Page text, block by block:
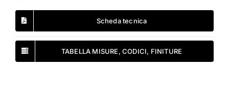
Scheda tecnica
TABELLA MISURE, CODICI, FINITURE